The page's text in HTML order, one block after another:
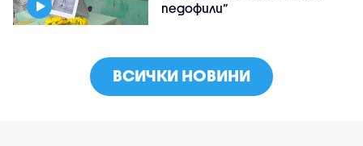
педофили”
ВСИЧКИ НОВИНИ